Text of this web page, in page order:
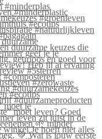
#minderplas
moet le